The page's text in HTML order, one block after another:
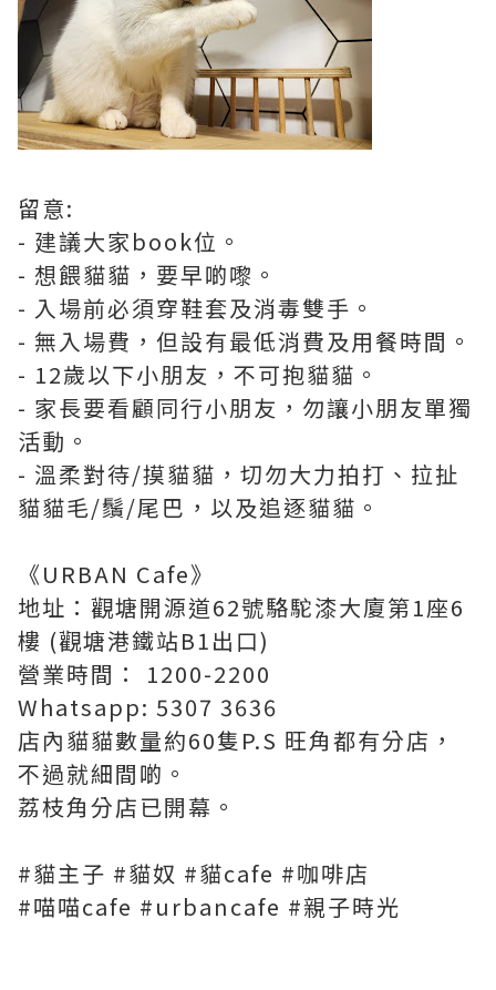
留意:
- 建議大家book位。
- 想餵貓貓，要早啲嚟。
- 入場前必須穿鞋套及消毒雙手。
- 無入場費，但設有最低消費及用餐時間。
- 12歲以下小朋友，不可抱貓貓。
- 家長要看顧同行小朋友，勿讓小朋友單獨
活動。
- 溫柔對待/摸貓貓，切勿大力拍打、拉扯
貓貓毛/鬚/尾巴，以及追逐貓貓。
《URBAN Cafe》
地址：觀塘開源道62號駱駝漆大廈第1座6
樓 (觀塘港鐵站B1出口)
營業時間： 1200-2200
Whatsapp: 5307 3636
店內貓貓數量約60隻P.S 旺角都有分店，
不過就細間啲。
荔枝角分店已開幕。
#貓主子 #貓奴 #貓cafe #咖啡店
#喵喵cafe #urbancafe #親子時光